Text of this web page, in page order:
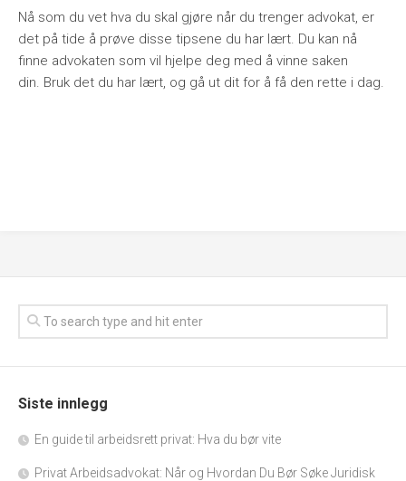
Nå som du vet hva du skal gjøre når du trenger advokat, er
det på tide å prøve disse tipsene du har lært. Du kan nå
finne advokaten som vil hjelpe deg med å vinne saken
din. Bruk det du har lært, og gå ut dit for å få den rette i dag.
Siste innlegg
En guide til arbeidsrett privat: Hva du bør vite
Privat Arbeidsadvokat: Når og Hvordan Du Bør Søke Juridisk